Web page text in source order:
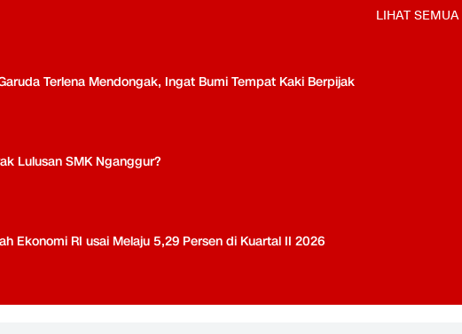
LIHAT SEMUA
Terlena Mendongak, Ingat Bumi Tempat Kaki Berpijak
Lulusan SMK Nganggur?
Ekonomi RI usai Melaju 5,29 Persen di Kuartal II 2026